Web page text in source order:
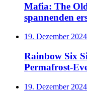
Mafia: The
spannenden
19. Dezember 2024
Rainbow Six
Permafrost-
19. Dezember 2024